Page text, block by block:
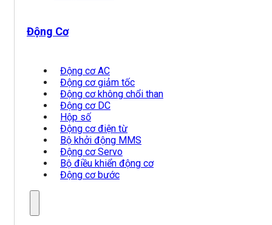
Động Cơ
Động cơ AC
Động cơ giảm tốc
Động cơ không chổi than
Động cơ DC
Hộp số
Động cơ điện từ
Bộ khởi động MMS
Động cơ Servo
Bộ điều khiển động cơ
Động cơ bước